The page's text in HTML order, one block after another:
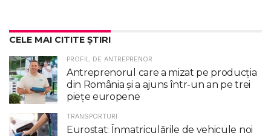
CELE MAI CITITE ȘTIRI
PROFIL DE ANTREPRENOR
Antreprenorul care a mizat pe producția
din România și a ajuns într-un an pe trei
piețe europene
TRANSPORTURI
Eurostat: Înmatriculările de vehicule noi